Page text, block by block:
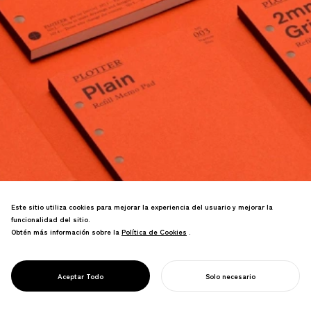
PROJECT
PLOTTER
Solo los pedidos anticipados lograron el
70% del objetivo de ventas anual.
Este sitio utiliza cookies para mejorar la experiencia del usuario y mejorar la
funcionalidad del sitio.
Obtén más información sobre la Política de Cookies
Política de Cookies .
Aceptar Todo Solo necesario